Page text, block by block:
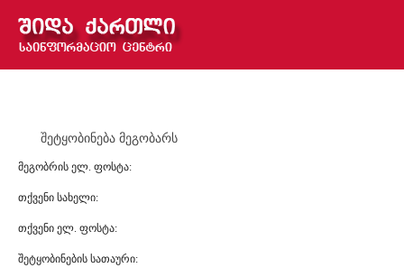
შეტყობინება მეგობარს
მეგობრის ელ. ფოსტა:
თქვენი სახელი:
თქვენი ელ. ფოსტა:
შეტყობინების სათაური: